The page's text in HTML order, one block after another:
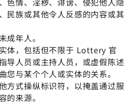
民族或其他令人反感的内容或其
成年人。
体，包括但不限于 Lottery 官
导人员或主持人员，或虚假陈述
您与某个个人或实体的关系。
方式操纵标识符，以掩盖通过服
的来源。